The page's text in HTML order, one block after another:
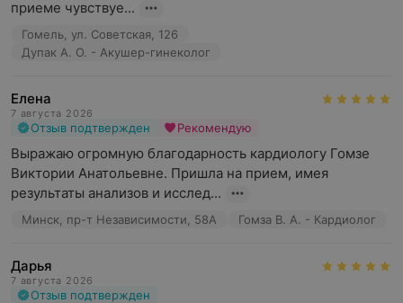
приеме чувствуе...
Гомель, ул. Советская, 126
Дупак А. О. - Акушер-гинеколог
Елена
7 августа 2026
Отзыв подтвержден Рекомендую
Выражаю огромную благодарность кардиологу Гомзе
Виктории Анатольевне. Пришла на прием, имея
результаты анализов и исслед...
Минск, пр-т Независимости, 58А Гомза В. А. - Кардиолог
Дарья
7 августа 2026
Отзыв подтвержден